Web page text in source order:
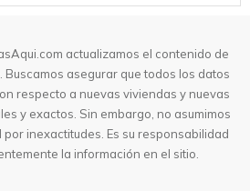
actualizamos el contenido de
asegurar que todos los datos
respecto a nuevas viviendas y nuevas
y exactos. Sin embargo, no asumimos
inexactitudes. Es su responsabilidad
la información en el sitio.